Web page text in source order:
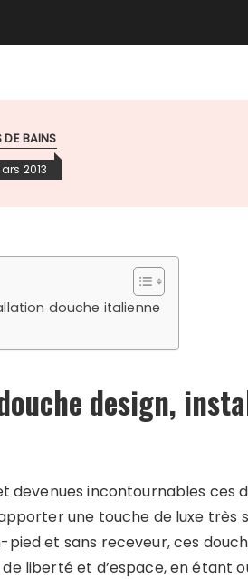
DE BAINS
2013
douche italienne
design,
devenues incontournables ces
une touche de luxe très
et sans receveur, ces
liberté et d’espace, en étant